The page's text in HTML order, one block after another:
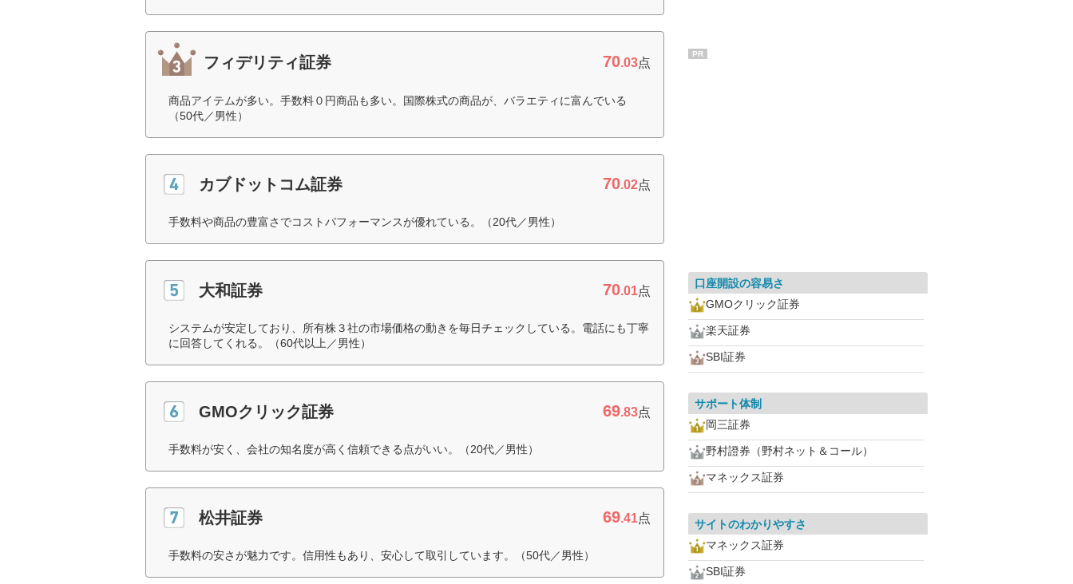
フィデリティ証券 70.03点
商品アイテムが多い。手数料０円商品も多い。国際株式の商品が、バラエティに富んでいる
（50代／男性）
カブドットコム証券 70.02点
手数料や商品の豊富さでコストパフォーマンスが優れている。（20代／男性）
大和証券 70.01点
システムが安定しており、所有株３社の市場価格の動きを毎日チェックしている。電話にも丁寧
に回答してくれる。（60代以上／男性）
GMOクリック証券 69.83点
手数料が安く、会社の知名度が高く信頼できる点がいい。（20代／男性）
松井証券 69.41点
手数料の安さが魅力です。信用性もあり、安心して取引しています。（50代／男性）
PR
口座開設の容易さ
GMOクリック証券
楽天証券
SBI証券
サポート体制
岡三証券
野村證券（野村ネット＆コール）
マネックス証券
サイトのわかりやすさ
マネックス証券
SBI証券